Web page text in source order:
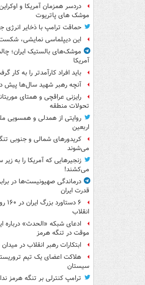
دردسر همزمان آمریکا و
موشک های پاتریوت
حماقت ترامپ با ذخایر انرژی
این دیپلماسی نمایشی،
موشک‌های بالستیک ایران؛
آمریکا
باید افراد کارآمدتر را به کار
آنچه رهبر شهید سال‌ها پیش
رایزنی عراقچی و همتای
تحولات منطقه
روایتی از همدلی و همسویی
اربعین
کریدورهای شمالی و جنوبی
می‌شوند
زنجیرهایی که آمریکا را به
می‌کشند!
درماندگی صهیونیست‌ها در
قدرت ایران
۶
انقلاب
ادعای شبکه «الحدث» درباره
موقت در تنگه هرمز
ابتکارات رهبر انقلاب در میدان
هلاکت اعضای یک تیم
سیستان
ترامپ کنترلی بر تنگه هرمز